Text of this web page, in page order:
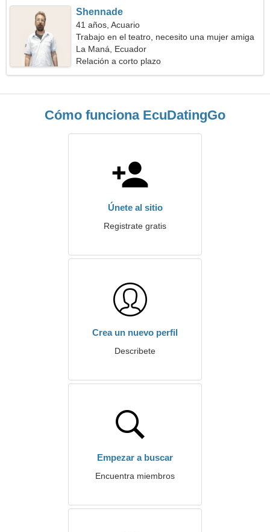
Shennade
41 años, Acuario
Trabajo en el teatro, necesito una mujer amiga
La Maná, Ecuador
Relación a corto plazo
Cómo funciona EcuDatingGo
Únete al sitio
Registrate gratis
Crea un nuevo perfil
Describete
Empezar a buscar
Encuentra miembros